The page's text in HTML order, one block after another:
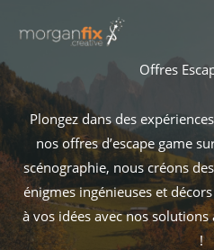
content
Offres
Plongez dans des
nos offres d’escape game
scénographie, nous créons
énigmes ingénieuses et
à vos idées avec nos
!